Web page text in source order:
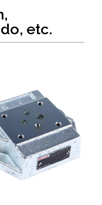
etc.